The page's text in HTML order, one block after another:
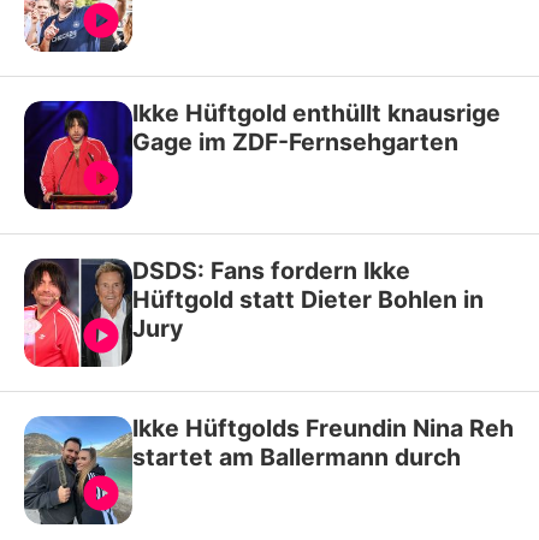
Ikke Hüftgold enthüllt knausrige
Gage im ZDF-Fernsehgarten
DSDS: Fans fordern Ikke
Hüftgold statt Dieter Bohlen in
Jury
Ikke Hüftgolds Freundin Nina Reh
startet am Ballermann durch